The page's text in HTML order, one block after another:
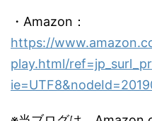
・Amazon：
https://
play.html/